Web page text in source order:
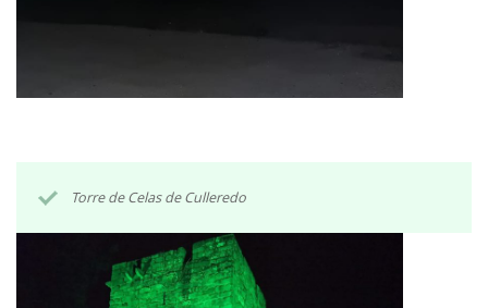
Torre de Celas de Culleredo